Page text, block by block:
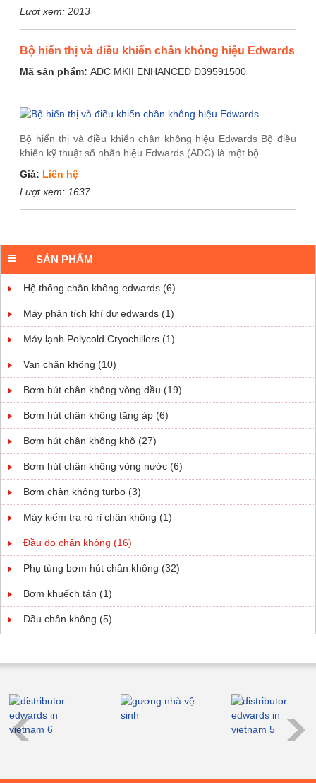
Lượt xem:2013
Bộ hiển thị và điều khiển chân không hiệu Edwards
Mã sản phẩm:ADC MKII ENHANCED D39591500
Bộ hiển thị và điều khiển chân không hiệu Edwards Bộ điều
khiển kỹ thuật số nhãn hiệu Edwards (ADC) là một bộ...
Giá: Liên hệ
Lượt xem: 1637
SẢN PHẨM
Hệ thống chân không edwards (6)
Máy phân tích khí dư edwards (1)
Máy lạnh Polycold Cryochillers (1)
Van chân không (10)
Bơm hút chân không vòng dầu (19)
Bơm hút chân không tăng áp (6)
Bơm hút chân không khô (27)
Bơm hút chân không vòng nước (6)
Bơm chân không turbo (3)
Máy kiểm tra rò rỉ chân không (1)
Đầu đo chân không (16)
Phụ tùng bơm hút chân không (32)
Bơm khuếch tán (1)
Dầu chân không (5)